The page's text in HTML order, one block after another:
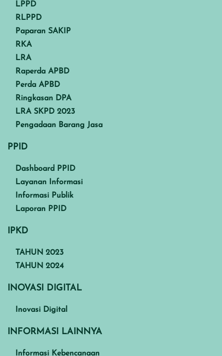
LPPD
RLPPD
Paparan SAKIP
RKA
LRA
Raperda APBD
Perda APBD
Ringkasan DPA
LRA SKPD 2023
Pengadaan Barang Jasa
PPID
Dashboard PPID
Layanan Informasi
Informasi Publik
Laporan PPID
IPKD
TAHUN 2023
TAHUN 2024
INOVASI DIGITAL
Inovasi Digital
INFORMASI LAINNYA
Informasi Kebencanaan